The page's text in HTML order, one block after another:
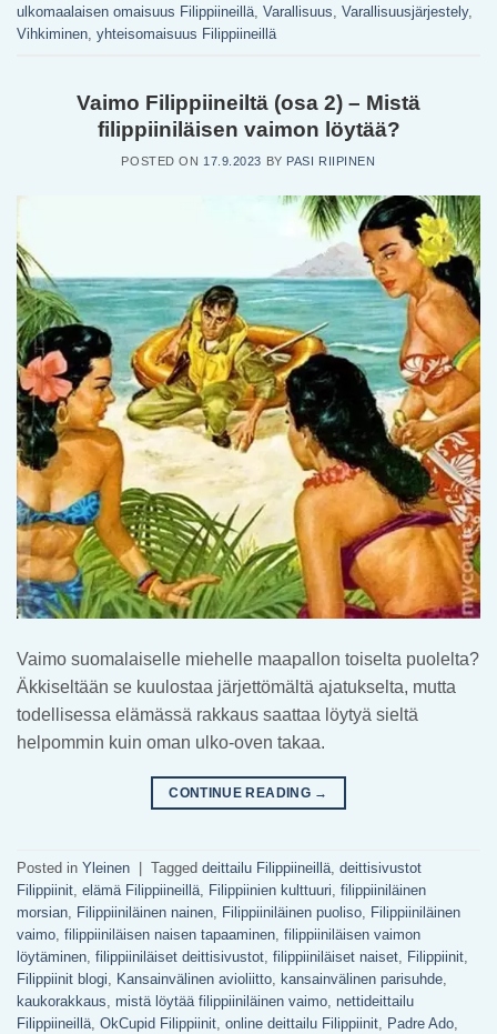
ulkomaalaisen omaisuus Filippiineillä, Varallisuus, Varallisuusjärjestely,
Vihkiminen, yhteisomaisuus Filippiineillä
Vaimo Filippiineiltä (osa 2) – Mistä
filippiiniläisen vaimon löytää?
POSTED ON 17.9.2023 BY PASI RIIPINEN
Vaimo suomalaiselle miehelle maapallon toiselta puolelta?
Äkkiseltään se kuulostaa järjettömältä ajatukselta, mutta
todellisessa elämässä rakkaus saattaa löytyä sieltä
helpommin kuin oman ulko-oven takaa.
CONTINUE READING →
Posted in Yleinen Tagged deittailu Filippiineillä, deittisivustot
Filippiinit, elämä Filippiineillä, Filippiinien kulttuuri, filippiiniläinen
morsian, Filippiiniläinen nainen, Filippiiniläinen puoliso, Filippiiniläinen
vaimo, filippiiniläisen naisen tapaaminen, filippiiniläisen vaimon
löytäminen, filippiiniläiset deittisivustot, filippiiniläiset naiset, Filippiinit,
Filippiinit blogi, Kansainvälinen avioliitto, kansainvälinen parisuhde,
kaukorakkaus, mistä löytää filippiiniläinen vaimo, nettideittailu
Filippiineillä, OkCupid Filippiinit, online deittailu Filippiinit, Padre Ado,